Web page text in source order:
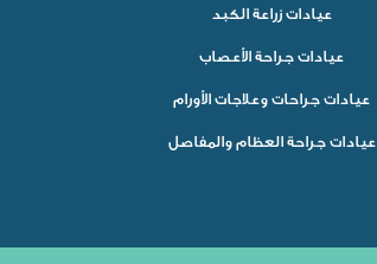
عيادات زراعة الكبد
عيادات جراحة الأعصاب
عيادات جراحات وعلاجات الأورام
عيادات جراحة العظام والمفاصل